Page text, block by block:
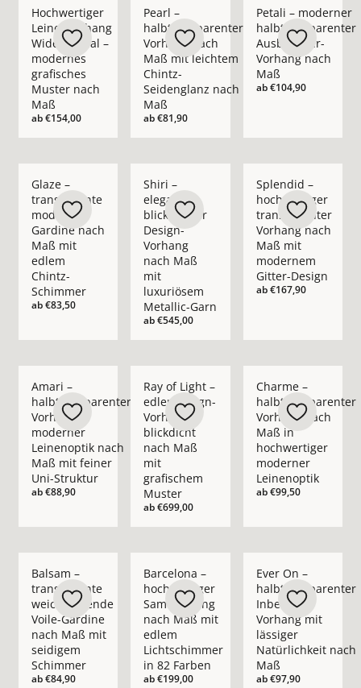
Hochwertiger
Leinenvorhang
Wide Appeal –
modernes
grafisches
Muster nach
Maß
ab€154,00
Pearl –
halbtransparenter
Vorhang nach
Maß mit leichtem
Chintz-
Seidenglanz nach
Maß
ab€81,90
Petali – moderner
halbtransparenter
Ausbrenner-
Vorhang nach
Maß
ab€104,90
Glaze –
transparente
moderne
Gardine nach
Maß mit
edlem
Chintz-
Schimmer
ab€83,50
Shiri –
eleganter
blickdichter
Design-
Vorhang
nach Maß
mit
luxuriösem
Metallic-Garn
ab€545,00
Splendid –
hochwertiger
transparenter
Vorhang nach
Maß mit
modernem
Gitter-Design
ab€167,90
Amari –
halbtransparenter
Vorhang in
moderner
Leinenoptik nach
Maß mit feiner
Uni-Struktur
ab€88,90
Ray of Light –
edler Design-
Vorhang
blickdicht
nach Maß
mit
grafischem
Muster
ab€699,00
Charme –
halbtransparenter
Vorhang nach
Maß in
hochwertiger
moderner
Leinenoptik
ab€99,50
Balsam –
transparente
weichfließende
Voile-Gardine
nach Maß mit
seidigem
Schimmer
ab€84,90
Barcelona –
hochwertiger
Samtvorhang
nach Maß mit
edlem
Lichtschimmer
in 82 Farben
ab€199,00
Ever On –
halbtransparenter
Inbetween
Vorhang mit
lässiger
Natürlichkeit nach
Maß
ab€97,90